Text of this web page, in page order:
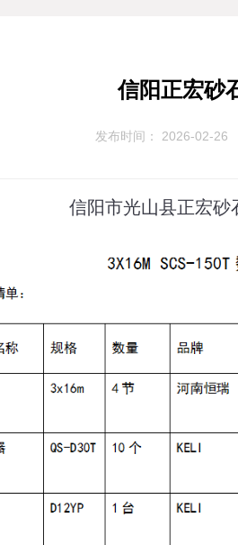
信阳正宏砂
发布时间： 2026-02-26
信阳市光山县正宏砂